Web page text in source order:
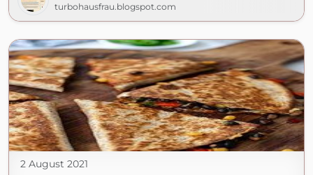
turbohausfrau.blogspot.com
2 August 2021